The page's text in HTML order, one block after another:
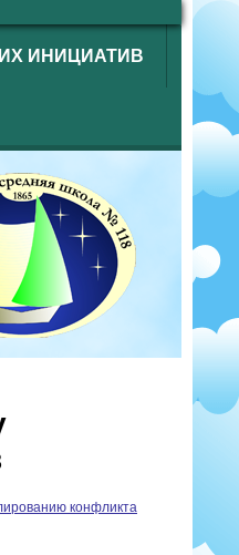
ИНИЦИАТИВ
конфликта